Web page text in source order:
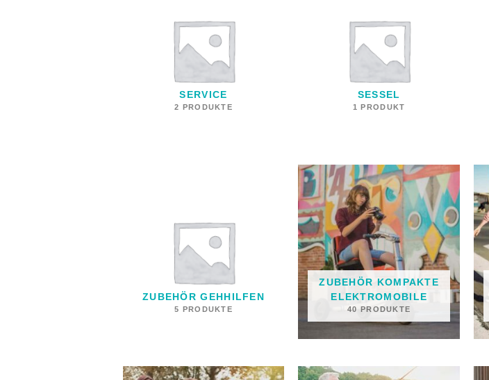
SERVICE
2 PRODUKTE
SESSEL
1 PRODUKT
ZUBEHÖR GEHHILFEN
5 PRODUKTE
ZUBEHÖR KOMPAKTE
ELEKTROMOBILE
40 PRODUKTE